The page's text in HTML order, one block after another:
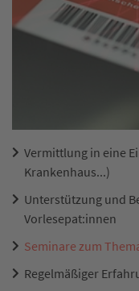
Vermittlung in eine
Krankenhaus...)
Unterstützung und
Vorlesepat:innen
Seminare zum
Regelmäßiger